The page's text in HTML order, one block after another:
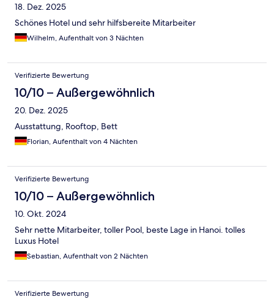
18. Dez. 2025
Schönes Hotel und sehr hilfsbereite Mitarbeiter
Wilhelm, Aufenthalt von 3 Nächten
Verifizierte Bewertung
10/10 – Außergewöhnlich
20. Dez. 2025
Ausstattung, Rooftop, Bett
Florian, Aufenthalt von 4 Nächten
Verifizierte Bewertung
10/10 – Außergewöhnlich
10. Okt. 2024
Sehr nette Mitarbeiter, toller Pool, beste Lage in Hanoi. tolles
Luxus Hotel
Sebastian, Aufenthalt von 2 Nächten
Verifizierte Bewertung